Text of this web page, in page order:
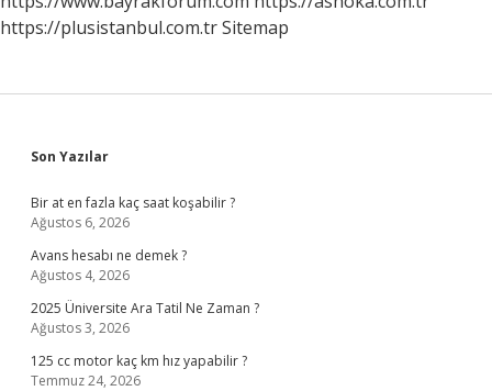
https://plusistanbul.com.trSitemap
Sidebar
Son Yazılar
Bir at en fazla kaç saat koşabilir ?
Ağustos 6, 2026
Avans hesabı ne demek ?
Ağustos 4, 2026
2025 Üniversite Ara Tatil Ne Zaman ?
Ağustos 3, 2026
125 cc motor kaç km hız yapabilir ?
Temmuz 24, 2026